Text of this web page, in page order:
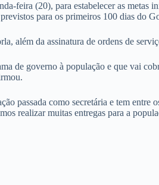
feira (20), para estabelecer as
para os primeiros 100 dias do
além da assinatura de ordens de
de governo à população e que vai
passada como secretária e tem
realizar muitas entregas para a